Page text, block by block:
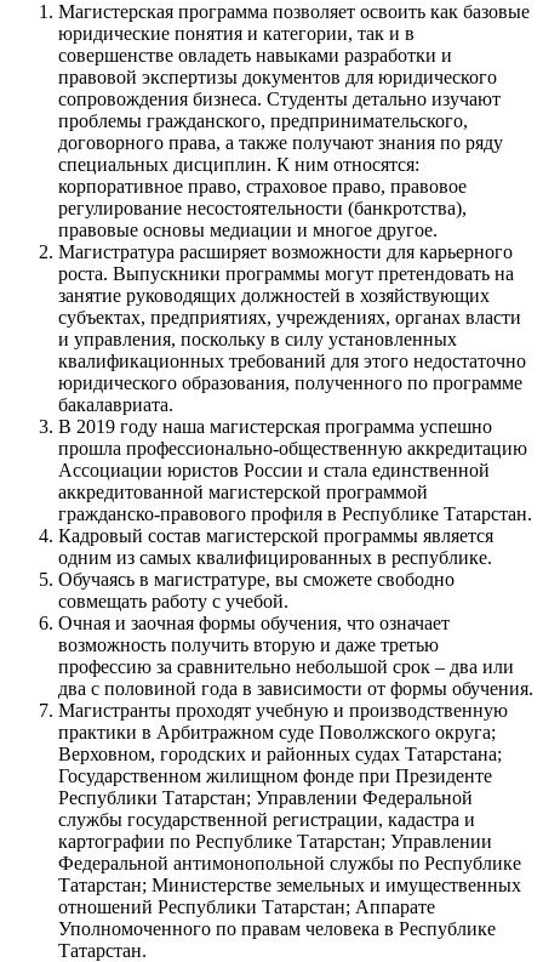
Магистерская программа позволяет освоить как базовые
юридические понятия и категории, так и в
совершенстве овладеть навыками разработки и
правовой экспертизы документов для юридического
сопровождения бизнеса. Студенты детально изучают
проблемы гражданского, предпринимательского,
договорного права, а также получают знания по ряду
специальных дисциплин. К ним относятся:
корпоративное право, страховое право, правовое
регулирование несостоятельности (банкротства),
правовые основы медиации и многое другое.
Магистратура расширяет возможности для карьерного
роста. Выпускники программы могут претендовать на
занятие руководящих должностей в хозяйствующих
субъектах, предприятиях, учреждениях, органах власти
и управления, поскольку в силу установленных
квалификационных требований для этого недостаточно
юридического образования, полученного по программе
бакалавриата.
В 2019 году наша магистерская программа успешно
прошла профессионально-общественную аккредитацию
Ассоциации юристов России и стала единственной
аккредитованной магистерской программой
гражданско-правового профиля в Республике Татарстан.
Кадровый состав магистерской программы является
одним из самых квалифицированных в республике.
Обучаясь в магистратуре, вы сможете свободно
совмещать работу с учебой.
Очная и заочная формы обучения, что означает
возможность получить вторую и даже третью
профессию за сравнительно небольшой срок – два или
два с половиной года в зависимости от формы обучения.
Магистранты проходят учебную и производственную
практики в Арбитражном суде Поволжского округа;
Верховном, городских и районных судах Татарстана;
Государственном жилищном фонде при Президенте
Республики Татарстан; Управлении Федеральной
службы государственной регистрации, кадастра и
картографии по Республике Татарстан; Управлении
Федеральной антимонопольной службы по Республике
Татарстан; Министерстве земельных и имущественных
отношений Республики Татарстан; Аппарате
Уполномоченного по правам человека в Республике
Татарстан.